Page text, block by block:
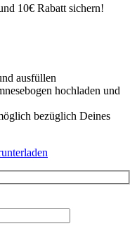
10€ Rabatt sichern!
ausfüllen
hochladen und
bezüglich Deines